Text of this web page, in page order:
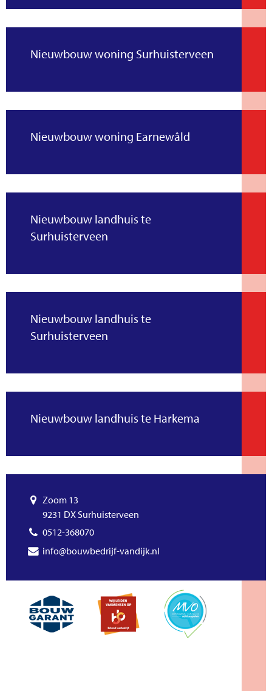
Nieuwbouw woning Surhuisterveen
Nieuwbouw woning Earnewâld
Nieuwbouw landhuis te
Surhuisterveen
Nieuwbouw landhuis te
Surhuisterveen
Nieuwbouw landhuis te Harkema
Zoom 13
9231 DX Surhuisterveen
0512-368070
info@bouwbedrijf-vandijk.nl